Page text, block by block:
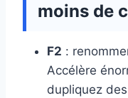
moins de
F2 :
Accélère
dupliquez